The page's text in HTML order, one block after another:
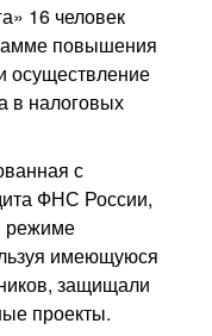
16 человек
повышения
осуществление
в налоговых
с
ФНС России,
режиме
имеющуюся
защищали
проекты.